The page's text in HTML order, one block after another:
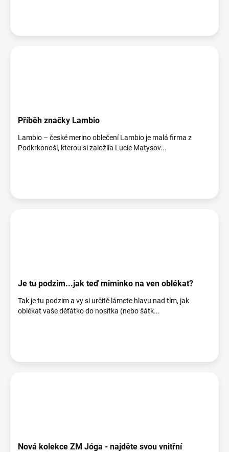
Příběh značky Lambio
Lambio – české merino oblečení Lambio je malá firma z
Podkrkonoší, kterou si založila Lucie Matysov...
Je tu podzim...jak teď miminko na ven oblékat?
Tak je tu podzim a vy si určitě lámete hlavu nad tím, jak
oblékat vaše děťátko do nosítka (nebo šátk...
Nová kolekce ZM Jóga - najděte svou vnitřní